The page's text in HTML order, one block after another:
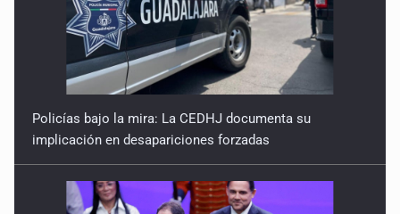
Policías bajo la mira: La CEDHJ documenta su
implicación en desapariciones forzadas